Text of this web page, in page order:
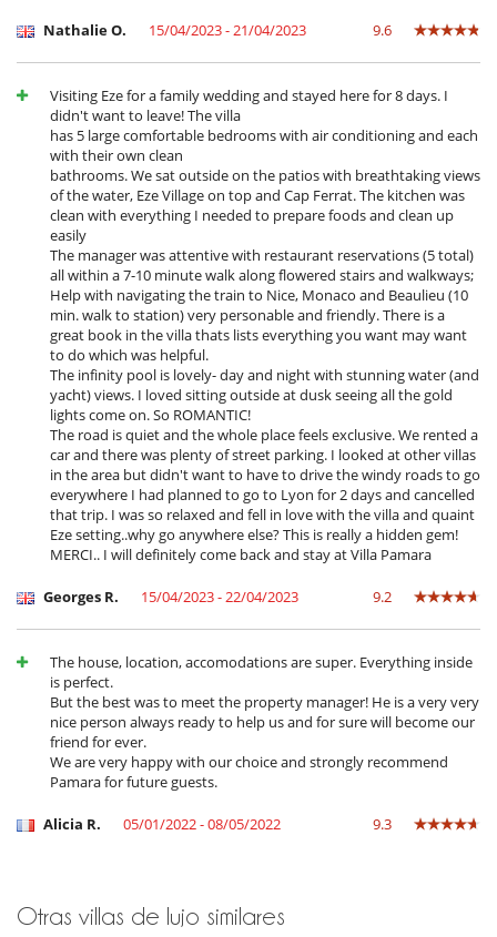
Nathalie O. 15/04/2023 - 21/04/2023 9.6
Visiting Eze for a family wedding and stayed here for 8 days. I
didn't want to leave! The villa
has 5 large comfortable bedrooms with air conditioning and each
with their own clean
bathrooms. We sat outside on the patios with breathtaking views
of the water, Eze Village on top and Cap Ferrat. The kitchen was
clean with everything I needed to prepare foods and clean up
easily
The manager was attentive with restaurant reservations (5 total)
all within a 7-10 minute walk along flowered stairs and walkways;
Help with navigating the train to Nice, Monaco and Beaulieu (10
min. walk to station) very personable and friendly. There is a
great book in the villa thats lists everything you want may want
to do which was helpful.
The infinity pool is lovely- day and night with stunning water (and
yacht) views. I loved sitting outside at dusk seeing all the gold
lights come on. So ROMANTIC!
The road is quiet and the whole place feels exclusive. We rented a
car and there was plenty of street parking. I looked at other villas
in the area but didn't want to have to drive the windy roads to go
everywhere I had planned to go to Lyon for 2 days and cancelled
that trip. I was so relaxed and fell in love with the villa and quaint
Eze setting..why go anywhere else? This is really a hidden gem!
MERCI.. I will definitely come back and stay at Villa Pamara
Georges R. 15/04/2023 - 22/04/2023 9.2
The house, location, accomodations are super. Everything inside
is perfect.
But the best was to meet the property manager! He is a very very
nice person always ready to help us and for sure will become our
friend for ever.
We are very happy with our choice and strongly recommend
Pamara for future guests.
Alicia R. 05/01/2022 - 08/05/2022 9.3
Otras villas de lujo similares